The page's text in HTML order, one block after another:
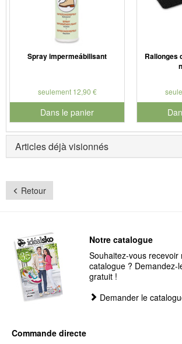
Spray impermeábilisant
seulement 12,90 €
Dans le panier
pour le numéro de produit 901126
Rallonges
pour le
Articles déjà visionnés
Retour
Notre catalogue
Souhaitez-vous recevoir
catalogue ? Demandez-
gratuit !
Demander le
Commande directe